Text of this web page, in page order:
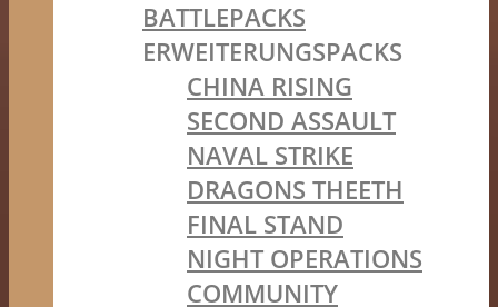
BATTLEPACKS
ERWEITERUNGSPACKS
CHINA RISING
SECOND ASSAULT
NAVAL STRIKE
DRAGONS THEETH
FINAL STAND
NIGHT OPERATIONS
COMMUNITY